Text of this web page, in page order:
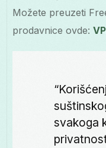
Možete preuzeti
prodavnice ovde:
svakoga